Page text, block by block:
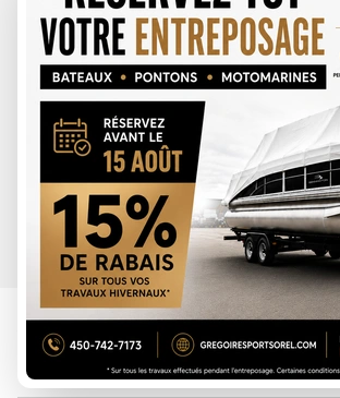
SPÉCIFICATIONS
YAMAHA 2026
XSR900 BLANC HÉRITAGE